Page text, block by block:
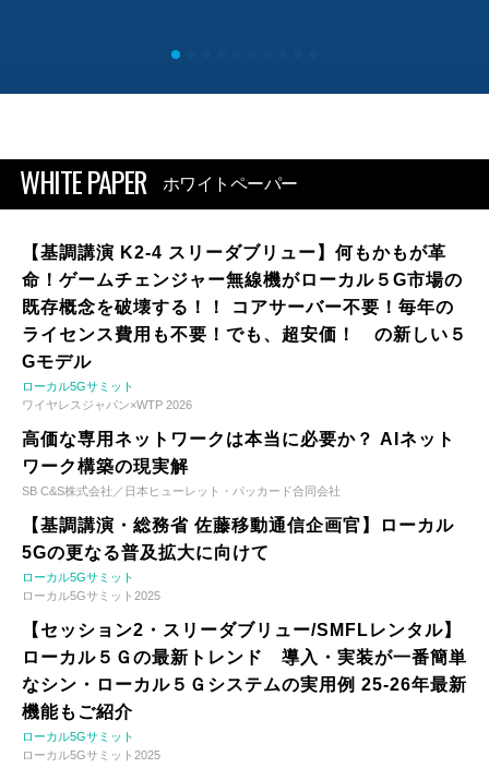
WHITE PAPER ホワイトペーパー
【基調講演 K2-4 スリーダブリュー】何もかもが革
命！ゲームチェンジャー無線機がローカル５G市場の
既存概念を破壊する！！ コアサーバー不要！毎年の
ライセンス費用も不要！でも、超安価！ の新しい５
Gモデル
ローカル5Gサミット
ワイヤレスジャパン×WTP 2026
高価な専用ネットワークは本当に必要か？ AIネット
ワーク構築の現実解
SB C&S株式会社／日本ヒューレット・パッカード合同会社
【基調講演・総務省 佐藤移動通信企画官】ローカル
5Gの更なる普及拡大に向けて
ローカル5Gサミット
ローカル5Gサミット2025
【セッション2・スリーダブリュー/SMFLレンタル】
ローカル５Ｇの最新トレンド 導入・実装が一番簡単
なシン・ローカル５Ｇシステムの実用例 25-26年最新
機能もご紹介
ローカル5Gサミット
ローカル5Gサミット2025